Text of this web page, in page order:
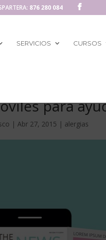
876 280 084
SERVICIOS CURSOS
para
|Abr 27, 2015 | alergias